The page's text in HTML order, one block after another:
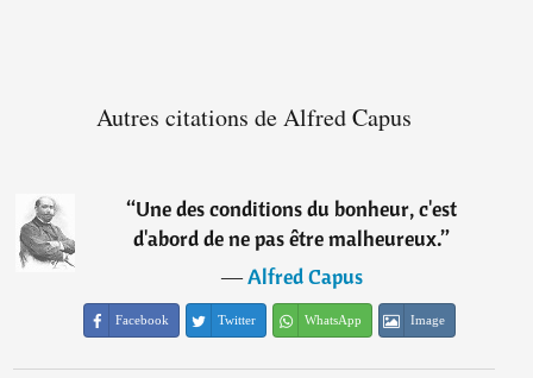
Autres citations de Alfred Capus
“Une des conditions du bonheur, c'est
d'abord de ne pas être malheureux.”
―Alfred Capus
Facebook Twitter WhatsApp Image